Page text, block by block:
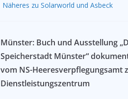
Näheres zu Solarworld und Asbeck
Münster: Buch und Ausstellung
Speicherstadt Münster“
vom NS-Heeresverpflegungsamt
Dienstleistungszentrum